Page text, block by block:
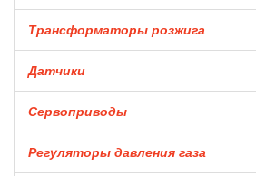
Трансформаторы розжига
Датчики
Сервоприводы
Регуляторы давления газа